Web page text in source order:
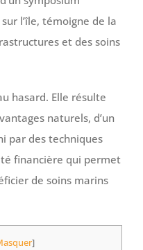
l’île, témoigne de la
et des soins
hasard. Elle résulte
naturels, d’un
par des techniques
financière qui permet
de soins marins
]